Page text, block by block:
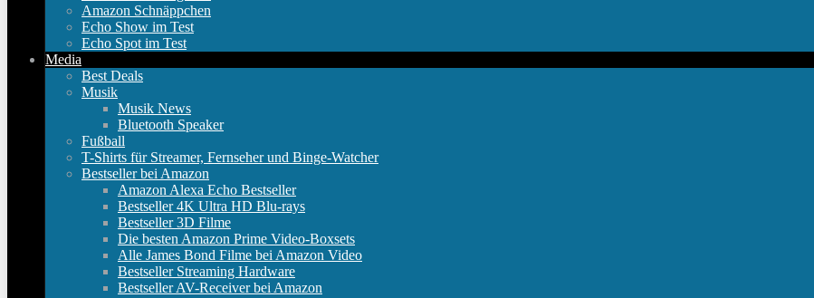
Amazon Schnäppchen
Echo Show im Test
Echo Spot im Test
Media
Best Deals
Musik
Musik News
Bluetooth Speaker
Fußball
T-Shirts für Streamer, Fernseher und Binge-Watcher
Bestseller bei Amazon
Amazon Alexa Echo Bestseller
Bestseller 4K Ultra HD Blu-rays
Bestseller 3D Filme
Die besten Amazon Prime Video-Boxsets
Alle James Bond Filme bei Amazon Video
Bestseller Streaming Hardware
Bestseller AV-Receiver bei Amazon